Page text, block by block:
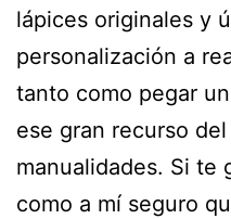
lápices originales y
personalización a
tanto como pegar
ese gran recurso
manualidades. Si te
como a mí seguro